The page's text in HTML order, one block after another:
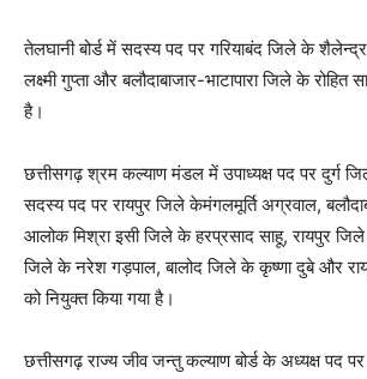
तेलघानी बोर्ड में सदस्य पद पर गरियाबंद जिले के
लक्ष्मी गुप्ता और बलौदाबाजार-भाटापारा जिले के रोहित
है।
छत्तीसगढ़ श्रम कल्याण मंडल में उपाध्यक्ष पद पर दुर्ग
सदस्य पद पर रायपुर जिले केमंगलमूर्ति अग्रवाल,
आलोक मिश्रा इसी जिले के हरप्रसाद साहू, रायपुर
जिले के नरेश गड़पाल, बालोद जिले के कृष्णा दुबे और
को नियुक्त किया गया है।
छत्तीसगढ़ राज्य जीव जन्तु कल्याण बोर्ड के अध्यक्ष पद पर